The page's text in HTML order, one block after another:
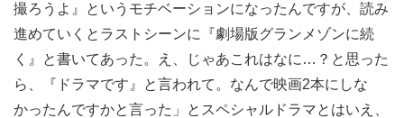
撮ろうよ』というモチベーションになったんですが、読み
進めていくとラストシーンに『劇場版グランメゾンに続
く』と書いてあった。え、じゃあこれはなに…？と思った
ら、『ドラマです』と言われて。なんで映画2本にしな
かったんですかと言った」とスペシャルドラマとはいえ、